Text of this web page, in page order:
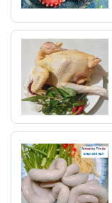
CÁC
VỚI
Bún bò
Bún bò giò heo là